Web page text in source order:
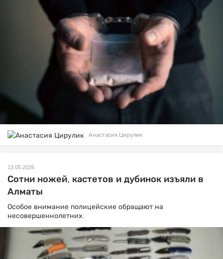
Анастасия Цирулик
13.05.2026
Сотни ножей, кастетов и дубинок изъяли в
Алматы
Особое внимание полицейские обращают на
несовершеннолетних.